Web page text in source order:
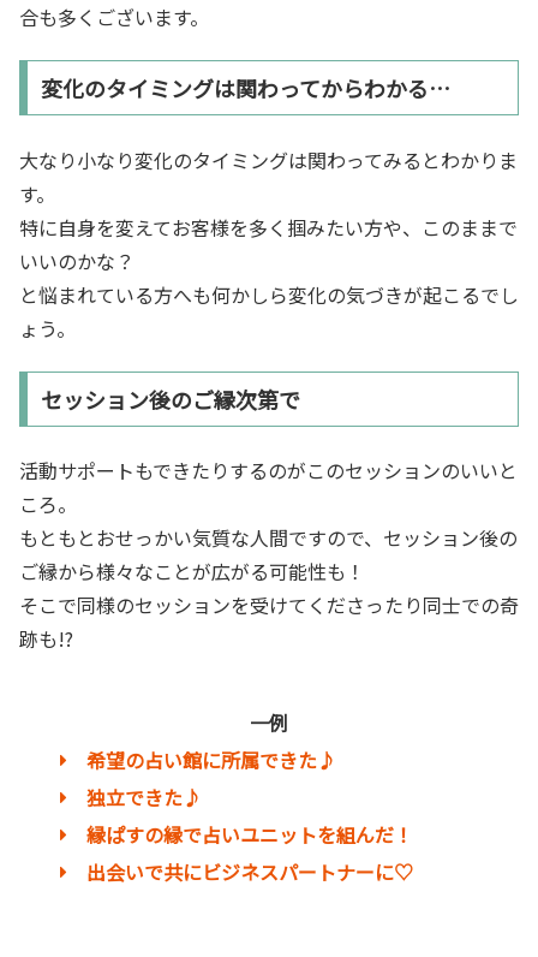
合も多くございます。
変化のタイミングは関わってからわかる…
大なり小なり変化のタイミングは関わってみるとわかりま
す。
特に自身を変えてお客様を多く掴みたい方や、このままで
いいのかな？
と悩まれている方へも何かしら変化の気づきが起こるでし
ょう。
セッション後のご縁次第で
活動サポートもできたりするのがこのセッションのいいと
ころ。
もともとおせっかい気質な人間ですので、セッション後の
ご縁から様々なことが広がる可能性も！
そこで同様のセッションを受けてくださったり同士での奇
跡も!?
一例
希望の占い館に所属できた♪
独立できた♪
縁ぱすの縁で占いユニットを組んだ！
出会いで共にビジネスパートナーに♡